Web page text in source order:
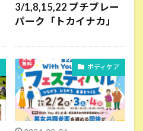
3/1,8,15,22 プチプレー
パーク「トカイナカ」
ボディケア